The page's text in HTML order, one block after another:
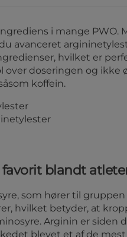
i mange PWO.
avanceret
hvilket er
over doseringen og ikke
koffein.
blandt
som hører til gruppen
hvilket betyder, at
Arginin er siden
blevet et af de